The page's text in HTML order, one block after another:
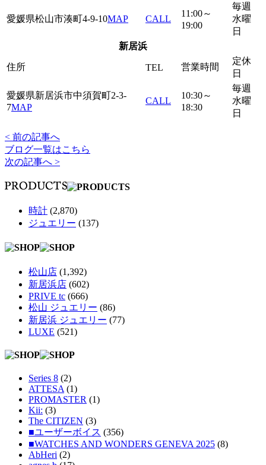
愛媛県松山市湊町4-9-10MAP CALL
11:00～
19:00
毎週
水曜
日
新居浜
住所 TEL 営業時間
定休
日
愛媛県新居浜市中須賀町2-3-
7MAP
CALL
10:30～
18:30
毎週
水曜
日
< 前の記事へ
ブログ一覧はこちら
次の記事へ >
時計 (2,870)
ジュエリー (137)
松山店 (1,392)
新居浜店 (602)
PRIVE tc (666)
松山 ジュエリー (86)
新居浜 ジュエリー (77)
LUXE (521)
Series 8 (2)
ATTESA (1)
PROMASTER (1)
Kii: (3)
The CITIZEN (3)
■ユーザーボイス (356)
■WATCHES AND WONDERS GENEVA 2025 (8)
AbHeri (2)